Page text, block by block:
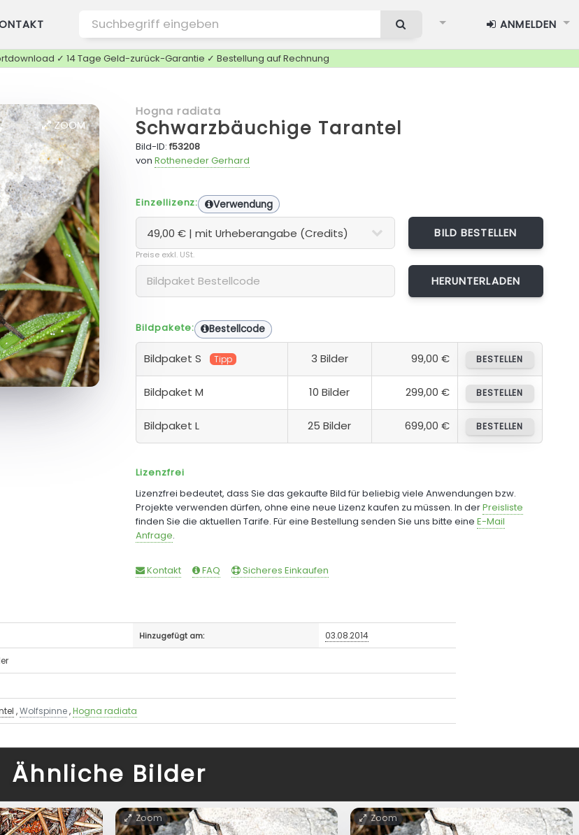
ANMELDEN
✓ 14 Tage Geld-zurück-Garantie ✓ Bestellung auf Rechnung
ZOOM
Hogna radiata
Schwarzbäuchige Tarantel
Bild-ID:f53208
von Rotheneder Gerhard
Einzellizenz: Verwendung
BILD BESTELLEN
Preise exkl. USt.
Bildpakete: Bestellcode
Bildpaket S Tipp 3 Bilder 99,00 € BESTELLEN
Bildpaket M 10 Bilder 299,00 € BESTELLEN
Bildpaket L 25 Bilder 699,00 € BESTELLEN
Lizenzfrei
Lizenzfrei bedeutet, dass Sie das gekaufte Bild für beliebig viele Anwendungen bzw.
Projekte verwenden dürfen, ohne eine neue Lizenz kaufen zu müssen. In derPreisliste
finden Sie die aktuellen Tarife. Für eine Bestellung senden Sie uns bitte eine E-Mail
Anfrage.
Kontakt FAQ Sicheres Einkaufen
Hinzugefügt am: 03.08.2014
,Wolfspinne,Hogna radiata
Ähnliche Bilder
Zoom Zoom